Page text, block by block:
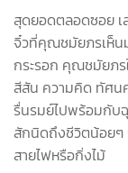
สุดยอดตลอดซอย เ
จิ๋วที่คุณชมัยภรเห็น
กระรอก คุณชมัยภร
สีสัน ความคิด ทัศน
รื่นรมย์ไปพร้อมกับ
สักนิดถึงชีวิตน้อยๆ
สายไฟหรือกิ่งไม้